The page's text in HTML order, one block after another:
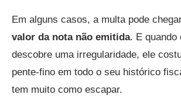
Em alguns casos, a multa pode
valor da nota não emitida. E quando
descobre uma irregularidade, ele
pente-fino em todo o seu histórico
tem muito como escapar.